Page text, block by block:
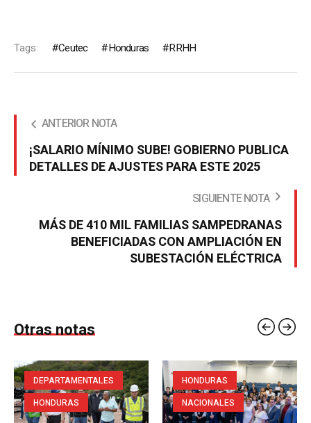
Tags: Ceutec Honduras RRHH
ANTERIOR NOTA
¡SALARIO MÍNIMO SUBE! GOBIERNO PUBLICA
DETALLES DE AJUSTES PARA ESTE 2025
SIGUIENTE NOTA
MÁS DE 410 MIL FAMILIAS SAMPEDRANAS
BENEFICIADAS CON AMPLIACIÓN EN
SUBESTACIÓN ELÉCTRICA
Otras notas
DEPARTAMENTALES
HONDURAS
HONDURAS
NACIONALES